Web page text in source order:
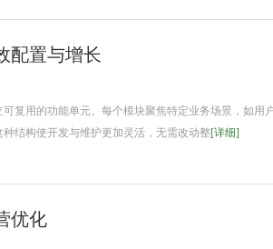
配置与增长
用的功能单元。每个模块聚焦特定业务场景，如用
结构使开发与维护更加灵活，无需改动整[详细]
优化